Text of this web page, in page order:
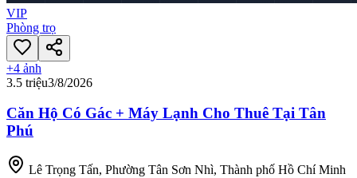
VIP
Phòng trọ
+4 ảnh
3.5 triệu3/8/2026
Căn Hộ Có Gác + Máy Lạnh Cho Thuê Tại Tân
Phú
Lê Trọng Tấn, Phường Tân Sơn Nhì, Thành phố Hồ Chí Minh